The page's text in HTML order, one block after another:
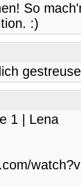
So
:)
1 | Lena